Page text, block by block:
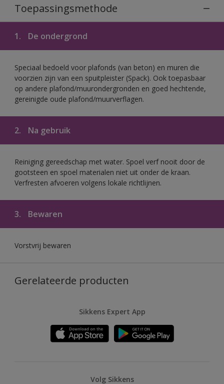
Toepassingsmethode
1. De ondergrond
Speciaal bedoeld voor plafonds (van beton) en muren die
voorzien zijn van een spuitpleister (Spack). Ook toepasbaar
op andere plafond/muurondergronden en goed hechtende,
gereinigde oude plafond/muurverflagen.
2. Na gebruik
Reiniging gereedschap met water. Spoel verf nooit door de
gootsteen en spoel materialen niet uit onder de kraan.
Verfresten afvoeren volgens lokale richtlijnen.
3. Bewaren
Vorstvrij bewaren
Gerelateerde producten
Sikkens Expert App
Volg Sikkens